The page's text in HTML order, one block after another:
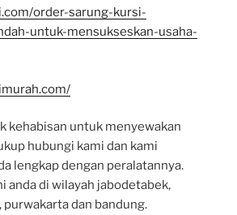
order-sarung-kursi-
untuk-mensukseskan-usaha-
kehabisan untuk menyewakan
hubungi kami dan kami
lengkap dengan peralatannya.
anda di wilayah jabodetabek,
purwakarta dan bandung.